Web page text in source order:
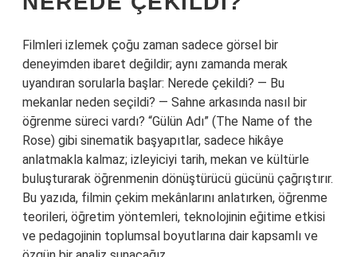
Filmleri izlemek çoğu zaman sadece görsel bir
deneyimden ibaret değildir; aynı zamanda merak
uyandıran sorularla başlar: Nerede çekildi? — Bu
mekanlar neden seçildi? — Sahne arkasında nasıl bir
öğrenme süreci vardı? “Gülün Adı” (The Name of the
Rose) gibi sinematik başyapıtlar, sadece hikâye
anlatmakla kalmaz; izleyiciyi tarih, mekan ve kültürle
buluşturarak öğrenmenin dönüştürücü gücünü çağrıştırır.
Bu yazıda, filmin çekim mekânlarını anlatırken, öğrenme
teorileri, öğretim yöntemleri, teknolojinin eğitime etkisi
ve pedagojinin toplumsal boyutlarına dair kapsamlı ve